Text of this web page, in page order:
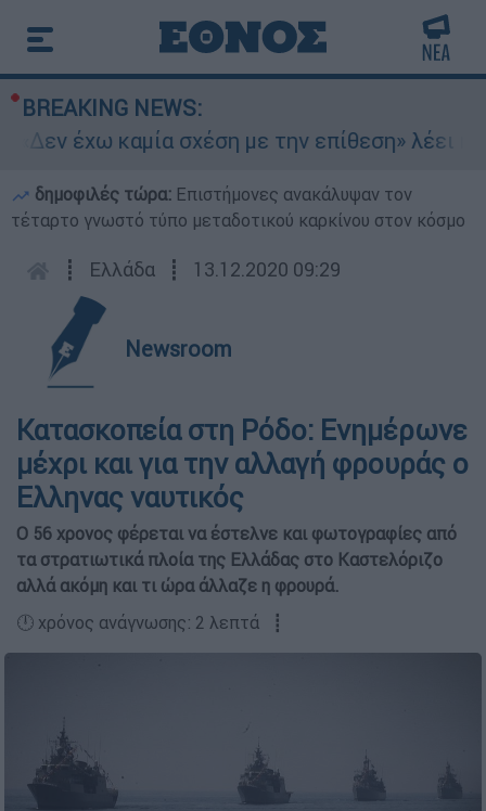
BREAKING NEWS:
έχω καμία σχέση με την επίθεση» λέει η
δημοφιλές τώρα: Επιστήμονες ανακάλυψαν τον
τέταρτο γνωστό τύπο μεταδοτικού καρκίνου στον κόσμο
┋ Ελλάδα ┋ 13.12.2020 09:29
Newsroom
Κατασκοπεία στη Ρόδο: Ενημέρωνε
μέχρι και για την αλλαγή φρουράς ο
Ελληνας ναυτικός
O 56 χρονος φέρεται να έστελνε και φωτογραφίες από
τα στρατιωτικά πλοία της Ελλάδας στο Καστελόριζο
αλλά ακόμη και τι ώρα άλλαζε η φρουρά.
🕛 χρόνος ανάγνωσης: 2 λεπτά ┋